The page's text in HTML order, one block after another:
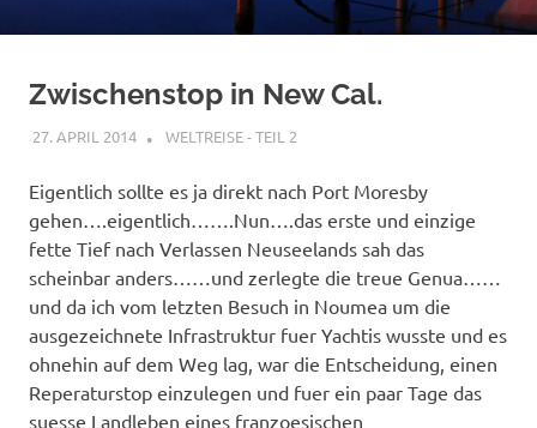
Zwischenstop in New Cal.
27. APRIL 2014 ADMIN
WELTREISE - TEIL 2
Eigentlich sollte es ja direkt nach Port Moresby
gehen….eigentlich…….Nun….das erste und einzige
fette Tief nach Verlassen Neuseelands sah das
scheinbar anders……und zerlegte die treue Genua……
und da ich vom letzten Besuch in Noumea um die
ausgezeichnete Infrastruktur fuer Yachtis wusste und es
ohnehin auf dem Weg lag, war die Entscheidung, einen
Reperaturstop einzulegen und fuer ein paar Tage das
suesse Landleben eines franzoesischen